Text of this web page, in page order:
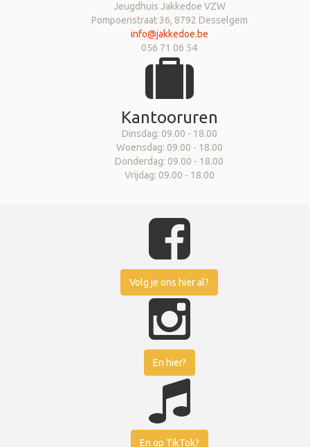
Jeugdhuis Jakkedoe VZW
Pompoenstraat 36, 8792 Desselgem
info@jakkedoe.be
056 71 06 54
Kantooruren
Dinsdag: 09.00 - 18.00
Woensdag: 09.00 - 18.00
Donderdag: 09.00 - 18.00
Vrijdag: 09.00 - 18.00
Volg je ons hier al?
En hier?
En op TikTok?